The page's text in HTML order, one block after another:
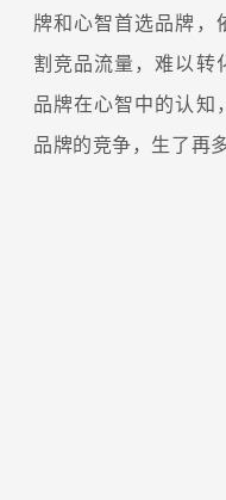
牌和心智首选品牌，
割竞品流量，难以转
品牌在心智中的认知
品牌的竞争，生了再